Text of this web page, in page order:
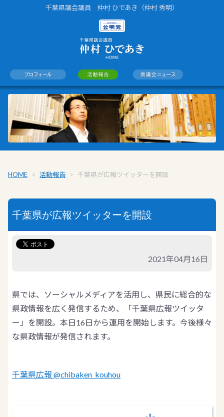
千葉県議会議員 仲村 ひであき（仲村 秀明）
HOME > 活動報告 > 千葉県が広報ツイッターを開設
千葉県が広報ツイッターを開設
2021年04月16日
県では、ソーシャルメディアを活用し、県民に総合的な
県政情報を広く発信するため、「千葉県広報ツイッタ
ー」を開設。本日16日から運用を開始します。今後様々
な県政情報が発信されます。
千葉県広報 @chibaken_kouhou